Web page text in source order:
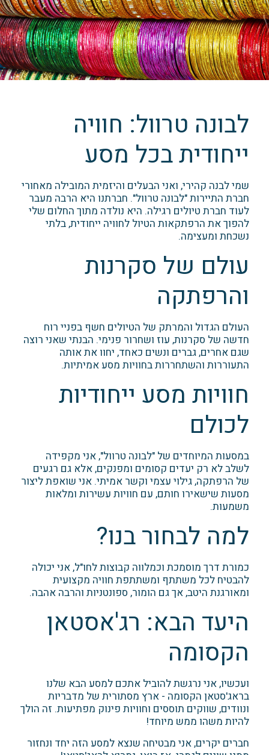
לבונה טרוול: חוויה
ייחודית בכל מסע
שמי לבנה קהירי, ואני הבעלים והיזמית המובילה מאחורי
חברת התיירות "לבונה טרוול". חברתנו היא הרבה מעבר
לעוד חברת טיולים רגילה. היא נולדה מתוך החלום שלי
להפוך את הרפתקאות הטיול לחוויה ייחודית, בלתי
נשכחת ומעצימה.
עולם של סקרנות
והרפתקה
העולם הגדול והמרתק של הטיולים חשף בפניי רוח
חדשה של סקרנות, עוז ושחרור פנימי. הבנתי שאני רוצה
שגם אחרים, גברים ונשים כאחד, יחוו את אותה
התעוררות והשתחררות בחוויות מסע אמיתיות.
חוויות מסע ייחודיות
לכולם
במסעות המיוחדים של "לבונה טרוול", אני מקפידה
לשלב לא רק יעדים קסומים ומפנקים, אלא גם רגעים
של הרפתקה, גילוי עצמי וקשר אמיתי. אני שואפת ליצור
מסעות שישאירו חותם, עם חוויות עשירות ומלאות
משמעות.
למה לבחור בנו?
כמורת דרך מוסמכת וכמלווה קבוצות לחו"ל, אני יכולה
להבטיח לכל משתתף ומשתתפת חוויה מקצועית
ומאורגנת היטב, אך גם הומור, ספונטניות והרבה אהבה.
היעד הבא: רג'אסטאן
הקסומה
ועכשיו, אני נרגשת להוביל אתכם למסע הבא שלנו
בראג'סטאן הקסומה - ארץ מסתורית של מדבריות
ונוודים, שווקים תוססים וחוויות פינוק מפתיעות. זה הולך
להיות משהו ממש מיוחד!
חברים יקרים, אני מבטיחה שנצא למסע הזה יחד ונחזור